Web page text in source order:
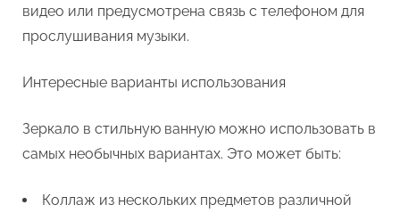
видео или предусмотрена связь с телефоном для
прослушивания музыки.
Интересные варианты использования
Зеркало в стильную ванную можно использовать в
самых необычных вариантах. Это может быть:
Коллаж из нескольких предметов различной